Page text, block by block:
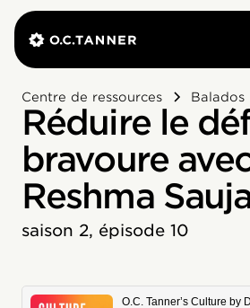
Centre de ressources Balados
Réduire le
bravoure
Reshma
saison 2, épisode 10